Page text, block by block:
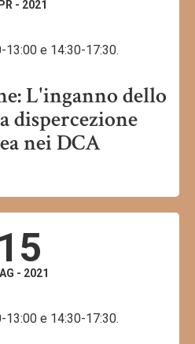
- 2021
13:00 e 14:30-17:30.
L'inganno dello
dispercezione
nei DCA
15
- 2021
13:00 e 14:30-17:30.